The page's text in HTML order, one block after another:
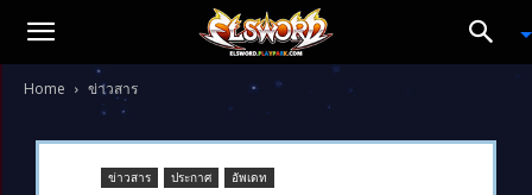
Home ข่าวสาร
ข่าวสาร ประกาศ อัพเดท